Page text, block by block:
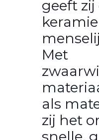
geeft zij
Met
als
zij het
snelle,